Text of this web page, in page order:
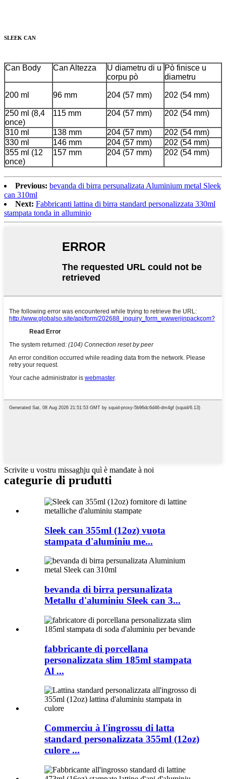
SLEEK CAN
Can Body Can Altezza
U diametru di u
corpu pò
Pò finisce u
diametru
200 ml 96 mm 204 (57 mm) 202 (54 mm)
250 ml (8,4
once)
115 mm 204 (57 mm) 202 (54 mm)
310 ml 138 mm 204 (57 mm)
202 (54 mm)
330 ml
146 mm 204 (57 mm)
202 (54 mm)
355 ml (12
once)
157 mm 204 (57 mm) 202 (54 mm)
Previous: bevanda di birra persunalizata Aluminium metal Sleek
can 310ml
Next: Fabbricanti lattina di birra standard personalizzata 330ml
stampata tonda in alluminio
Scrivite u vostru missaghju quì è mandate à noi
categurie di prudutti
Sleek can 355ml (12oz) vuota
stampata d'aluminiu me...
bevanda di birra persunalizata
Metallu d'aluminiu Sleek can 3...
fabbricante di porcellana
personalizzata slim 185ml stampata
Al ...
Commerciu à l'ingrossu di latta
standard personalizzata 355ml (12oz)
culore ...